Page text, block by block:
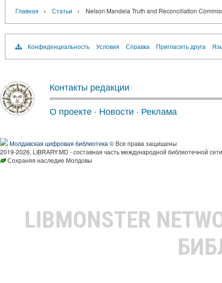
Главная › Статьи › Nelson Mandela Truth and Reconciliation
Конфиденциальность Условия Справка Пригласить друга
Контакты редакции
О проекте · Новости · Реклама
Молдавская цифровая библиотека © Все права защищены
2019-2026, LIBRARY.MD - составная часть международной библиотечной
Сохраняя наследие Молдовы
LIBMONSTER